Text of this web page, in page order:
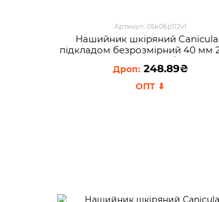
Артикул: 05k06p112v1
Нашийник шкіряний Canicula
пiдкладом безрозмірний 40 мм
см Чорний (2021/401051)
248.89₴